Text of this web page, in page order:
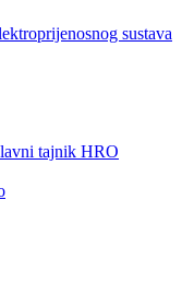
sustava
tajnik HRO